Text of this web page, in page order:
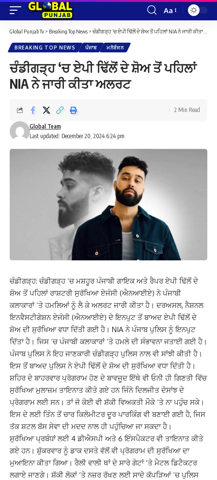
Font
Resizer
Aa
Global Punjab Tv > Breaking Top News > ਚੰਡੀਗੜ੍ਹ ‘ਚ ਏਪੀ ਢਿੱਲੋਂ ਦੇ ਸ਼ੋਅ ਤੋਂ ਪਹਿਲਾਂ NIA ਨੇ ਜਾਰੀ ਕੀਤਾ ਅਲਰਟ
BREAKING TOP NEWS ਪੰਜਾਬ ਮਨੋਰੰਜਨ
ਚੰਡੀਗੜ੍ਹ ‘ਚ ਏਪੀ ਢਿੱਲੋਂ ਦੇ ਸ਼ੋਅ ਤੋਂ ਪਹਿਲਾਂ
NIA ਨੇ ਜਾਰੀ ਕੀਤਾ ਅਲਰਟ
Last updated: December 20, 2024 6:24 pm
Global Team
2 Min Read
ਚੰਡੀਗੜ੍ਹ: ਚੰਡੀਗੜ੍ਹ ‘ਚ ਮਸ਼ਹੂਰ ਪੰਜਾਬੀ ਗਾਇਕ ਅਤੇ ਰੈਪਰ ਏਪੀ ਢਿੱਲੋਂ ਦੇ
ਸ਼ੋਅ ਤੋਂ ਪਹਿਲਾਂ ਰਾਸ਼ਟਰੀ ਸੁਰੱਖਿਆ ਏਜੰਸੀ (ਐਨਆਈਏ) ਨੇ ਪੰਜਾਬੀ
ਕਲਾਕਾਰਾਂ ‘ਤੇ ਹਮਲਿਆਂ ਨੂੰ ਲੈ ਕੇ ਅਲਰਟ ਜਾਰੀ ਕੀਤਾ ਹੈ। ਦਰਅਸਲ, ਨੈਸ਼ਨਲ
ਇਨਵੈਸਟੀਗੇਸ਼ਨ ਏਜੰਸੀ (ਐਨਆਈਏ) ਦੇ ਇਨਪੁਟ ਤੋਂ ਬਾਅਦ ਏਪੀ ਢਿੱਲੋਂ ਦੇ
ਸ਼ੋਅ ਦੀ ਸੁਰੱਖਿਆ ਵਧਾ ਦਿੱਤੀ ਗਈ ਹੈ। NIA ਨੇ ਪੰਜਾਬ ਪੁਲਿਸ ਨੂੰ ਇਨਪੁਟ
ਦਿੱਤਾ ਹੈ। ਜਿਸ ‘ਚ ਪੰਜਾਬੀ ਕਲਾਕਾਰਾਂ ‘ਤੇ ਹਮਲੇ ਦੀ ਸੰਭਾਵਨਾ ਜਤਾਈ ਗਈ ਹੈ।
ਪੰਜਾਬ ਪੁਲਿਸ ਨੇ ਇਹ ਜਾਣਕਾਰੀ ਚੰਡੀਗੜ੍ਹ ਪੁਲਿਸ ਨਾਲ ਵੀ ਸਾਂਝੀ ਕੀਤੀ ਹੈ।
ਇਸ ਤੋਂ ਬਾਅਦ ਪੁਲਿਸ ਨੇ ਏਪੀ ਢਿੱਲੋਂ ਦੇ ਸ਼ੋਅ ਦੀ ਸੁਰੱਖਿਆ ਵਧਾ ਦਿੱਤੀ ਹੈ।
ਸ਼ਹਿਰ ਦੇ ਬਾਹਰਵਾਰ ਪ੍ਰੋਗਰਾਮ ਹੋਣ ਦੇ ਬਾਵਜੂਦ ਇੱਥੇ ਵੀ ਓਨੀ ਹੀ ਗਿਣਤੀ ਵਿੱਚ
ਸੁਰੱਖਿਆ ਮੁਲਾਜ਼ਮ ਤਾਇਨਾਤ ਕੀਤੇ ਗਏ ਹਨ ਜਿੰਨੇ ਦਿਲਜੀਤ ਦੋਸਾਂਝ ਦੇ
ਪ੍ਰੋਗਰਾਮ ਲਈ ਸਨ। ਤਾਂ ਜੋ ਕੋਈ ਵੀ ਸ਼ੱਕੀ ਵਿਅਕਤੀ ਮੌਕੇ ‘ਤੇ ਨਾ ਪਹੁੰਚ ਸਕੇ।
ਇਸ ਦੇ ਲਈ ਤਿੰਨ ਤੋਂ ਚਾਰ ਕਿਲੋਮੀਟਰ ਦੂਰ ਪਾਰਕਿੰਗ ਵੀ ਬਣਾਈ ਗਈ ਹੈ, ਜਿਸ
ਤੱਕ ਸ਼ਟਲ ਬੱਸ ਸੇਵਾ ਦੀ ਮਦਦ ਨਾਲ ਹੀ ਪਹੁੰਚਿਆ ਜਾ ਸਕਦਾ ਹੈ।
ਸੁਰੱਖਿਆ ਪ੍ਰਬੰਧਾਂ ਲਈ 4 ਡੀਐਸਪੀ ਅਤੇ 6 ਇੰਸਪੈਕਟਰ ਵੀ ਤਾਇਨਾਤ ਕੀਤੇ
ਗਏ ਹਨ। ਸ਼ੁੱਕਰਵਾਰ ਨੂੰ ਡਾਕ ਦਸਤੇ ਵੱਲੋਂ ਵੀ ਪ੍ਰੋਗਰਾਮ ਦੀ ਸੁਰੱਖਿਆ ਦਾ
ਮੁਆਇਨਾ ਕੀਤਾ ਗਿਆ। ਰੈਲੀ ਵਾਲੀ ਥਾਂ ਦੇ ਸਾਰੇ ਗੇਟਾਂ ‘ਤੇ ਮੈਟਲ ਡਿਟੈਕਟਰ
ਲਗਾਏ ਜਾਣਗੇ। ਸ਼ੱਕੀ ਲੋਕਾਂ ‘ਤੇ ਨਜ਼ਰ ਰੱਖਣ ਲਈ ਸਾਦੇ ਕੱਪੜਿਆਂ ‘ਚ ਪੁਲਿਸ